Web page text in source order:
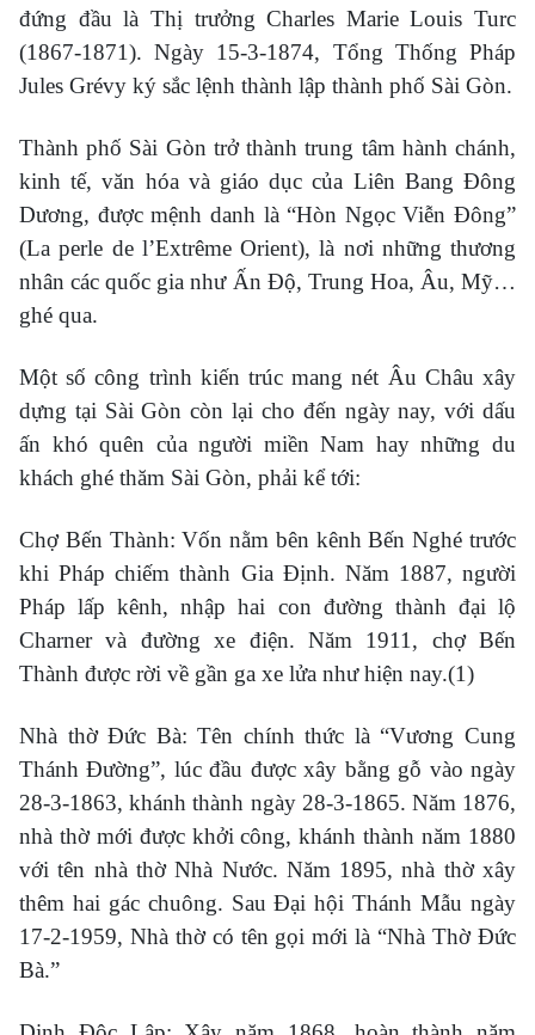
đứng đầu là Thị trưởng Charles Marie Louis Turc
(1867-1871). Ngày 15-3-1874, Tổng Thống Pháp
Jules Grévy ký sắc lệnh thành lập thành phố Sài Gòn.
Thành phố Sài Gòn trở thành trung tâm hành chánh,
kinh tế, văn hóa và giáo dục của Liên Bang Đông
Dương, được mệnh danh là “Hòn Ngọc Viễn Đông”
(La perle de l’Extrême Orient), là nơi những thương
nhân các quốc gia như Ấn Độ, Trung Hoa, Âu, Mỹ…
ghé qua.
Một số công trình kiến trúc mang nét Âu Châu xây
dựng tại Sài Gòn còn lại cho đến ngày nay, với dấu
ấn khó quên của người miền Nam hay những du
khách ghé thăm Sài Gòn, phải kể tới:
Chợ Bến Thành: Vốn nằm bên kênh Bến Nghé trước
khi Pháp chiếm thành Gia Định. Năm 1887, người
Pháp lấp kênh, nhập hai con đường thành đại lộ
Charner và đường xe điện. Năm 1911, chợ Bến
Thành được rời về gần ga xe lửa như hiện nay.(1)
Nhà thờ Đức Bà: Tên chính thức là “Vương Cung
Thánh Đường”, lúc đầu được xây bằng gỗ vào ngày
28-3-1863, khánh thành ngày 28-3-1865. Năm 1876,
nhà thờ mới được khởi công, khánh thành năm 1880
với tên nhà thờ Nhà Nước. Năm 1895, nhà thờ xây
thêm hai gác chuông. Sau Đại hội Thánh Mẫu ngày
17-2-1959, Nhà thờ có tên gọi mới là “Nhà Thờ Đức
Bà.”